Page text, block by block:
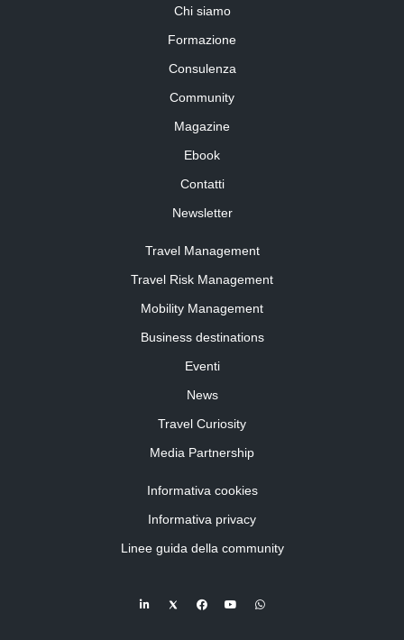
Chi siamo
Formazione
Consulenza
Community
Magazine
Ebook
Contatti
Newsletter
Travel Management
Travel Risk Management
Mobility Management
Business destinations
Eventi
News
Travel Curiosity
Media Partnership
Informativa cookies
Informativa privacy
Linee guida della community